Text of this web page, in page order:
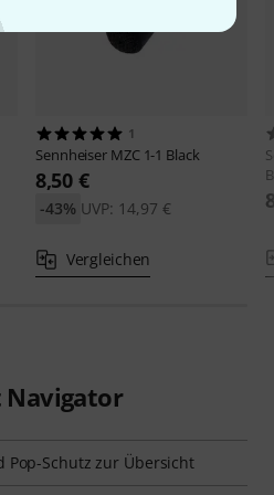
1
Sennheiser MZC 1-1 Black
8,50 €
UVP: 14,97 €
-43%
Vergleichen
Navigator
Pop-Schutz zur Übersicht